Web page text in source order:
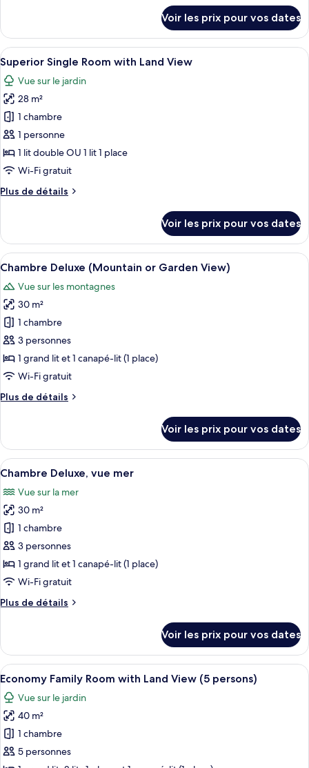
le
type
de
chambre
Suite
Deluxe
Voir les prix pour vos dates
Afficher
toutes
les
photos
pour
ce
type
de
chambre :
Superior
with
Land
View
Une chambre d’hôtel moderne
4
Superior Single Room with Land View
Vue sur le jardin
28 m²
1 chambre
1 personne
1 lit double OU 1 lit 1 place
Wi-Fi gratuit
Plus de détails
Plus
le
type
de
Superior
Single
Room
with
Land
View
Voir les prix pour vos dates
Afficher
toutes
les
photos
pour
ce
type
de
chambre :
Chambre
or
Garden
View)
Une chambre d’hôtel moderne
5
Chambre Deluxe (Mountain or Garden View)
Vue sur les montagnes
30 m²
1 chambre
3 personnes
1 grand lit et 1 canapé-lit (1 place)
Wi-Fi gratuit
Plus de détails
Plus
le
type
de
Chambre
Deluxe
(Mountain
or
Garden
View)
Voir les prix pour vos dates
Afficher
toutes
les
photos
pour
ce
type
de
chambre :
Chambre
mer
Une chambre d’hôtel avec un lit, un
5
Chambre Deluxe, vue mer
Vue sur la mer
30 m²
1 chambre
3 personnes
1 grand lit et 1 canapé-lit (1 place)
Wi-Fi gratuit
Plus de détails
Plus
le
type
de
chambre
Chambre
Deluxe,
vue
mer
Voir les prix pour vos dates
Afficher
toutes
les
photos
pour
ce
Une chambre d’hôtel avec deux
4
Economy Family Room with Land View (5 persons)
Vue sur le jardin
40 m²
1 chambre
5 personnes